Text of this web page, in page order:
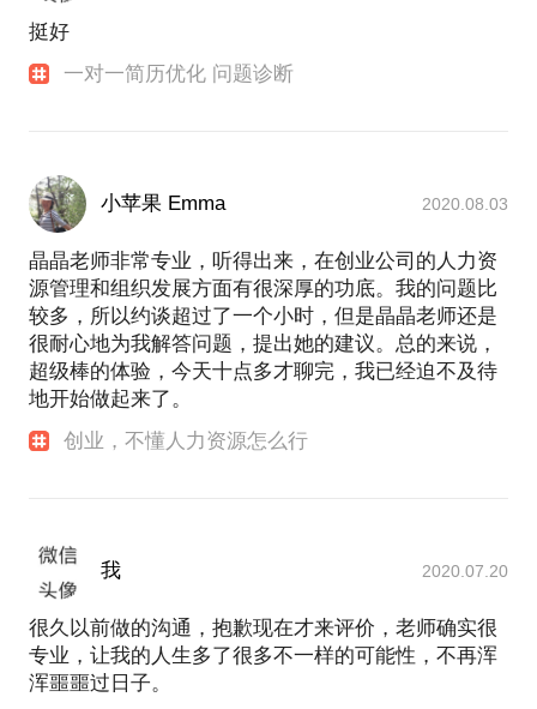
挺好
一对一简历优化 问题诊断
小苹果 Emma 2020.08.03
晶晶老师非常专业，听得出来，在创业公司的人力资
源管理和组织发展方面有很深厚的功底。我的问题比
较多，所以约谈超过了一个小时，但是晶晶老师还是
很耐心地为我解答问题，提出她的建议。总的来说，
超级棒的体验，今天十点多才聊完，我已经迫不及待
地开始做起来了。
创业，不懂人力资源怎么行
我 2020.07.20
很久以前做的沟通，抱歉现在才来评价，老师确实很
专业，让我的人生多了很多不一样的可能性，不再浑
浑噩噩过日子。